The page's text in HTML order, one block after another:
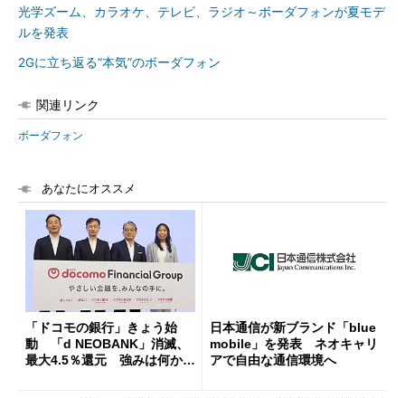
光学ズーム、カラオケ、テレビ、ラジオ～ボーダフォンが夏モデ
ルを発表
2Gに立ち返る“本気”のボーダフォン
関連リンク
ボーダフォン
あなたにオススメ
「ドコモの銀行」きょう始
動 「d NEOBANK」消滅、
最大4.5％還元 強みは何か解
日本通信が新ブランド「blue
mobile」を発表 ネオキャリ
アで自由な通信環境へ